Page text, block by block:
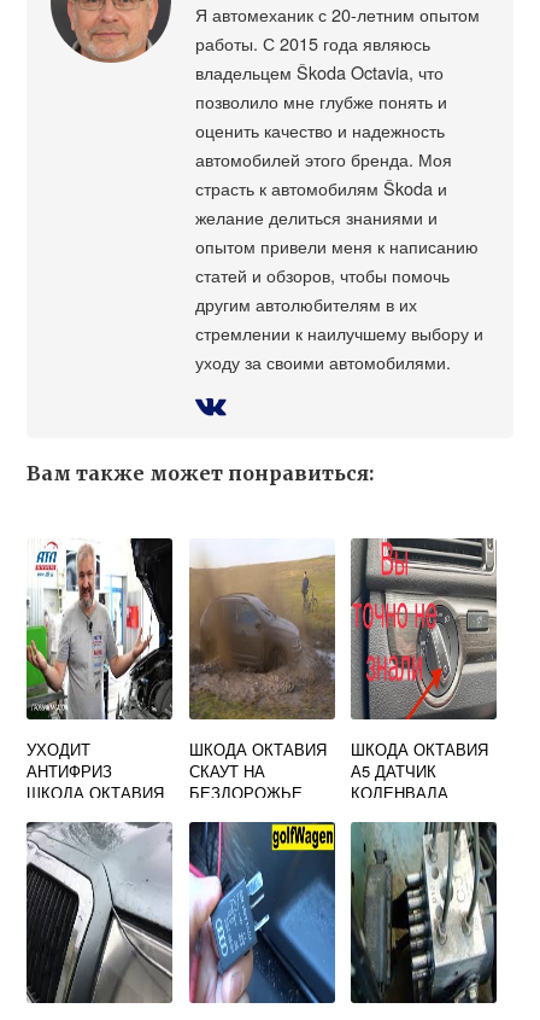
Я автомеханик с 20-летним опытом
работы. С 2015 года являюсь
владельцем Škoda Octavia, что
позволило мне глубже понять и
оценить качество и надежность
автомобилей этого бренда. Моя
страсть к автомобилям Škoda и
желание делиться знаниями и
опытом привели меня к написанию
статей и обзоров, чтобы помочь
другим автолюбителям в их
стремлении к наилучшему выбору и
уходу за своими автомобилями.
Вам также может понравиться:
УХОДИТ
АНТИФРИЗ
ШКОДА ОКТАВИЯ
ШКОДА ОКТАВИЯ
СКАУТ НА
БЕЗДОРОЖЬЕ
ШКОДА ОКТАВИЯ
А5 ДАТЧИК
КОЛЕНВАЛА